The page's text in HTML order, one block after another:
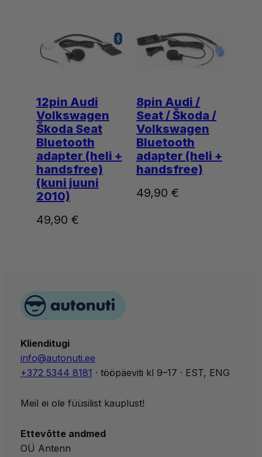
12pin Audi
Volkswagen
Škoda Seat
Bluetooth
adapter (heli +
handsfree)
(kuni juuni
2010)
49,90 €
8pin Audi /
Seat / Škoda /
Volkswagen
Bluetooth
adapter (heli +
handsfree)
49,90€
Klienditugi
info@autonuti.ee
+372 5344 8181 · tööpäeviti kl 9–17 · EST, ENG
Meil ei ole füüsilist kauplust!
Ettevõtte andmed
OÜ Antenn